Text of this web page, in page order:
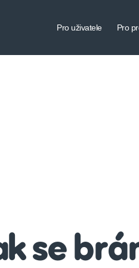
Pro uživatele Pro
se